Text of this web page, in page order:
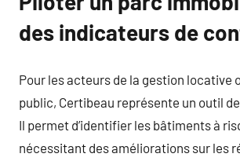
des indicateurs de
Pour les acteurs de la gestion locative
public, Certibeau représente un outil
Il permet d’identifier les bâtiments à
nécessitant des améliorations sur les